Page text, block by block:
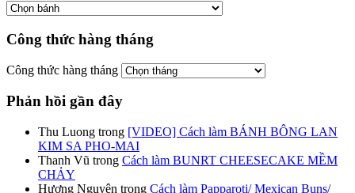
Công thức hàng tháng
Công thức hàng tháng
Phản hồi gần đây
Thu Luong trong [VIDEO] Cách làm BÁNH BÔNG LAN
KIM SA PHO-MAI
Thanh Vũ trong Cách làm BUNRT CHEESECAKE MỀM
CHẢY
Hương Nguyên trong Cách làm Papparoti/ Mexican Buns/